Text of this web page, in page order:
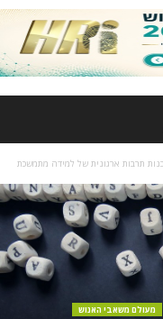
תרבות ארגונית של למידה מתמשכת
מעולם משאבי האנוש